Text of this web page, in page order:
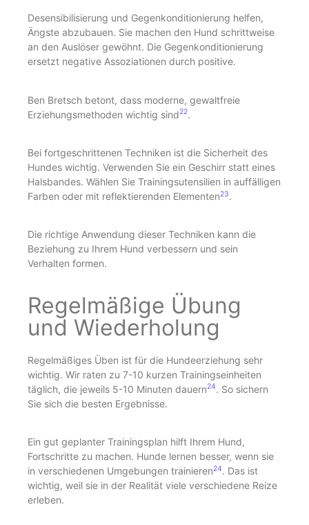
Desensibilisierung und Gegenkonditionierung helfen,
Ängste abzubauen. Sie machen den Hund schrittweise
an den Auslöser gewöhnt. Die Gegenkonditionierung
ersetzt negative Assoziationen durch positive.
Ben Bretsch betont, dass moderne, gewaltfreie
Erziehungsmethoden wichtig sind22.
Bei fortgeschrittenen Techniken ist die Sicherheit des
Hundes wichtig. Verwenden Sie ein Geschirr statt eines
Halsbandes. Wählen Sie Trainingsutensilien in auffälligen
Farben oder mit reflektierenden Elementen23.
Die richtige Anwendung dieser Techniken kann die
Beziehung zu Ihrem Hund verbessern und sein
Verhalten formen.
Regelmäßige Übung
und Wiederholung
Regelmäßiges Üben ist für die Hundeerziehung sehr
wichtig. Wir raten zu 7-10 kurzen Trainingseinheiten
täglich, die jeweils 5-10 Minuten dauern24. So sichern
Sie sich die besten Ergebnisse.
Ein gut geplanter Trainingsplan hilft Ihrem Hund,
Fortschritte zu machen. Hunde lernen besser, wenn sie
in verschiedenen Umgebungen trainieren24. Das ist
wichtig, weil sie in der Realität viele verschiedene Reize
erleben.